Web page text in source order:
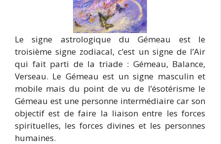
Le signe astrologique du Gémeau est le
troisième signe zodiacal, c’est un signe de l’Air
qui fait parti de la triade : Gémeau, Balance,
Verseau. Le Gémeau est un signe masculin et
mobile mais du point de vu de l’ésotérisme le
Gémeau est une personne intermédiaire car son
objectif est de faire la liaison entre les forces
spirituelles, les forces divines et les personnes
humaines.